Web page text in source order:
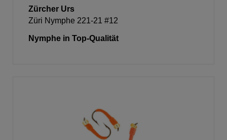
Zürcher Urs
Züri Nymphe 221-21 #12
Nymphe in Top-Qualität